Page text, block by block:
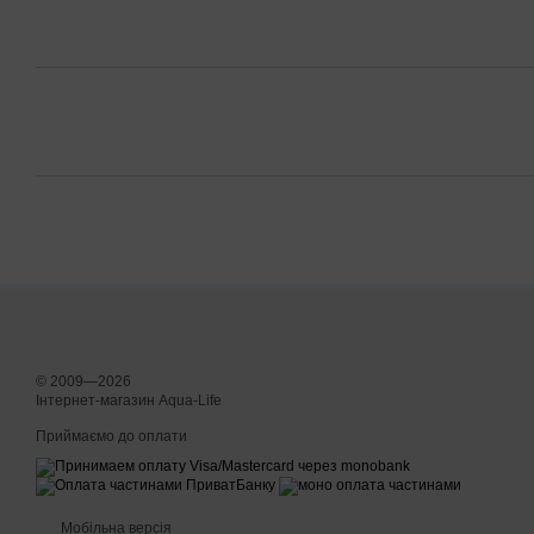
© 2009—2026
Інтернет-магазин Aqua-Life
Приймаємо до оплати
Мобільна версія